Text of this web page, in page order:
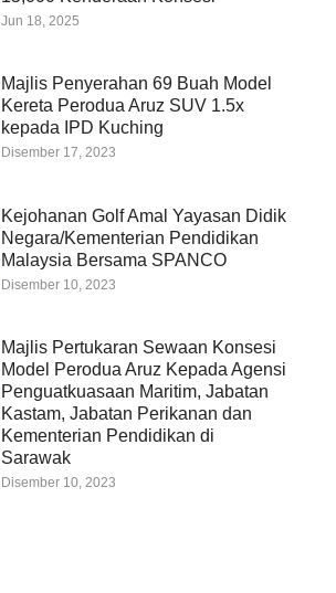
Jun 18, 2025
Majlis Penyerahan 69 Buah Model
Kereta Perodua Aruz SUV 1.5x
kepada IPD Kuching
Disember 17, 2023
Kejohanan Golf Amal Yayasan Didik
Negara/Kementerian Pendidikan
Malaysia Bersama SPANCO
Disember 10, 2023
Majlis Pertukaran Sewaan Konsesi
Model Perodua Aruz Kepada Agensi
Penguatkuasaan Maritim, Jabatan
Kastam, Jabatan Perikanan dan
Kementerian Pendidikan di
Sarawak
Disember 10, 2023